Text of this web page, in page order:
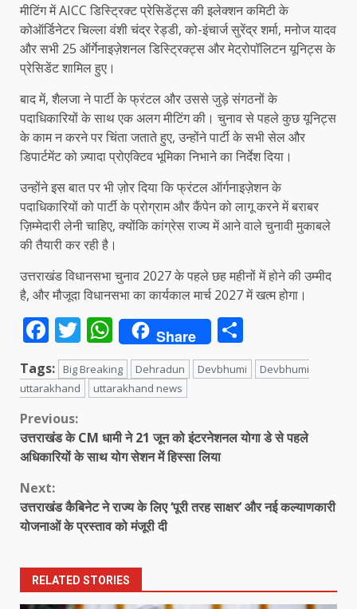
मीटिंग में AICC डिस्ट्रिक्ट प्रेसिडेंट्स की इलेक्शन कमिटी के
कोऑर्डिनेटर चिल्ला वंशी चंद्र रेड्डी, को-इंचार्ज सुरेंद्र शर्मा, मनोज यादव
और सभी 25 ऑर्गेनाइज़ेशनल डिस्ट्रिक्ट्स और मेट्रोपॉलिटन यूनिट्स के
प्रेसिडेंट शामिल हुए।
बाद में, शैलजा ने पार्टी के फ्रंटल और उससे जुड़े संगठनों के
पदाधिकारियों के साथ एक अलग मीटिंग की। चुनाव से पहले कुछ यूनिट्स
के काम न करने पर चिंता जताते हुए, उन्होंने पार्टी के सभी सेल और
डिपार्टमेंट को ज़्यादा प्रोएक्टिव भूमिका निभाने का निर्देश दिया।
उन्होंने इस बात पर भी ज़ोर दिया कि फ्रंटल ऑर्गनाइज़ेशन के
पदाधिकारियों को पार्टी के प्रोग्राम और कैंपेन को लागू करने में बराबर
ज़िम्मेदारी लेनी चाहिए, क्योंकि कांग्रेस राज्य में आने वाले चुनावी मुकाबले
की तैयारी कर रही है।
उत्तराखंड विधानसभा चुनाव 2027 के पहले छह महीनों में होने की उम्मीद
है, और मौजूदा विधानसभा का कार्यकाल मार्च 2027 में खत्म होगा।
Facebook
Twitter
WhatsApp
Share
Tags: Big Breaking Dehradun Devbhumi
Devbhumi
uttarakhand
uttarakhand news
Continue
Reading
Previous:
उत्तराखंड के CM धामी ने 21 जून को इंटरनेशनल योगा डे से पहले
अधिकारियों के साथ योग सेशन में हिस्सा लिया
Next:
उत्तराखंड कैबिनेट ने राज्य के लिए ‘पूरी तरह साक्षर’ और नई कल्याणकारी
योजनाओं के प्रस्ताव को मंजूरी दी
RELATED STORIES